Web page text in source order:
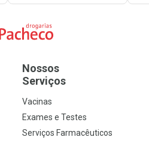
a Home
Nossos
Serviços
Vacinas
Exames e Testes
Serviços Farmacêuticos